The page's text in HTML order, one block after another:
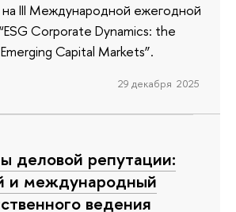
III Международной ежегодной
Corporate Dynamics: the
Capital Markets”.
29 декабря 2025
деловой репутации:
и международный
ведения